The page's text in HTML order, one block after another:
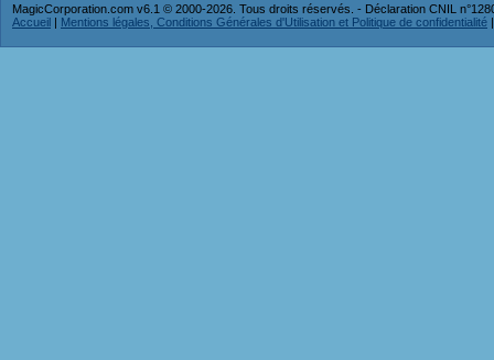
MagicCorporation.com v6.1 © 2000-2026. Tous droits réservés. - Déclaration CNIL
Accueil | Mentions légales, Conditions Générales d'Utilisation et Politique de confidentialité